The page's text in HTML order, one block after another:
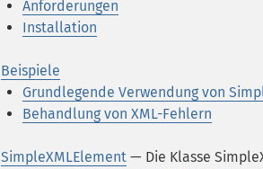
Anforderungen
Installation
Beispiele
Grundlegende Verwendung von
Behandlung von XML-Fehlern
SimpleXMLElement — Die Klasse